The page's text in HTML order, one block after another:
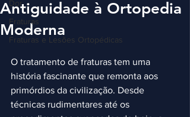
Dor
Fraturas
Fraturas e Lesões Ortopédicas
Antiguidade à Ortopedia
Moderna
O tratamento de fraturas tem uma
história fascinante que remonta aos
primórdios da civilização. Desde
técnicas rudimentares até os